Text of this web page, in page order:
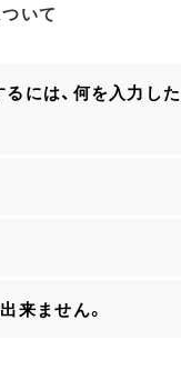
いて
には、何を入力し
来ません。